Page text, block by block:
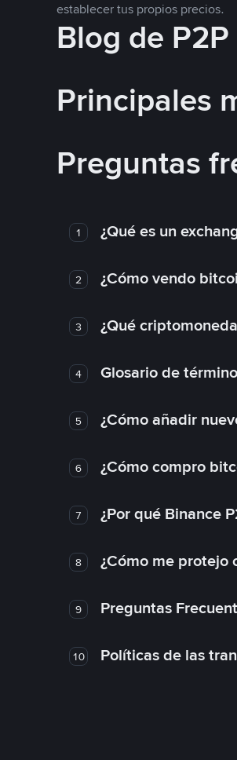
establecer tus propios precios.
Blog de P2P
Principales
Preguntas
1 ¿Qué es un
2 ¿Cómo vendo
3 ¿Qué
4 Glosario de
5 ¿Cómo añadir
6 ¿Cómo compro
7 ¿Por qué Binance
8 ¿Cómo me protejo
9 Preguntas
10 Políticas de las